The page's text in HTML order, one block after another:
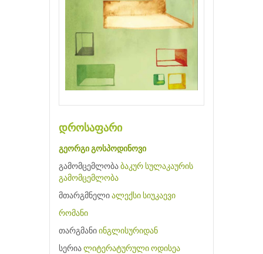
დროსაფარი
გეორგი გოსპოდინოვი
გამომცემლობა ბაკურ სულაკაურის
გამომცემლობა
მთარგმნელი ალექსი სიუკაევი
რომანი
თარგმანი ინგლისურიდან
სერია ლიტერატურული ოდისეა